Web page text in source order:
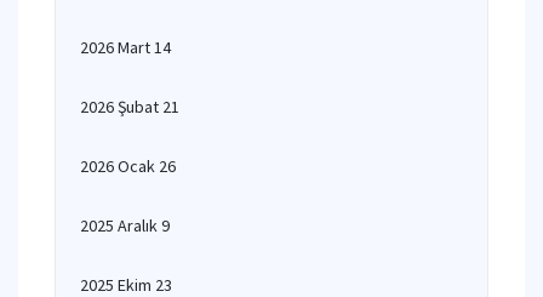
2026 Mart 14
2026 Şubat 21
2026 Ocak 26
2025 Aralık 9
2025 Ekim 23